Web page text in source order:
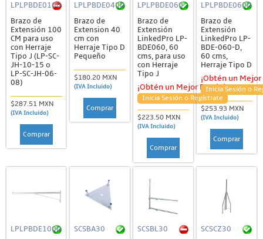
LPLPBDE0100
Brazo de
Extensión 100
CM para uso
con Herraje
Tipo J (LP-SC-
JH-10-15 o
LP-SC-JH-06-
08)
$287.51 MXN
(IVA Incluido)
Comprar
LPLPBDE040D
Brazo de
Extension 40
cm con
Herraje Tipo D
Pequeño
$180.20 MXN
(IVA Incluido)
Comprar
LPLPBDE060
Brazo de
Extensión
LinkedPro LP-
BDE060, 60
cms, para uso
con Herraje
Tipo J
¡Obtén un Mejor Precio!
Inicia Sesión o Regístrate
$223.50 MXN
(IVA Incluido)
Comprar
LPLPBDE060D
Brazo de
Extensión
LinkedPro LP-
BDE-060-D,
60 cms,
Herraje Tipo D
¡Obtén un
Inicia Sesión o
$253.93 MXN
(IVA Incluido)
Comprar
LPLPBDE100D
SCSBA30
SCSBL30
SCSCZ30